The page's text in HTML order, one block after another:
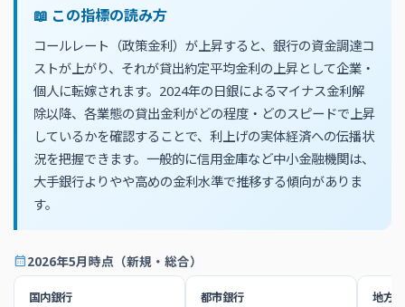
📖 この指標の読み方
コールレート（政策金利）が上昇すると、銀行の資金調達コ
ストが上がり、それが貸出約定平均金利の上昇として企業・
個人に転嫁されます。2024年の日銀によるマイナス金利解
除以降、各業態の貸出金利がどの程度・どのスピードで上昇
しているかを確認することで、利上げの実体経済への伝播状
況を把握できます。一般的に信用金庫など中小金融機関は、
大手銀行よりやや高めの金利水準で推移する傾向がありま
す。
calendar_month2026年5月時点（新規・総合）
国内銀行 都市銀行 地方